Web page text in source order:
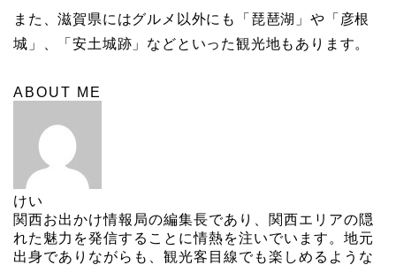
また、滋賀県にはグルメ以外にも「琵琶湖」や「彦根
城」、「安土城跡」などといった観光地もあります。
ABOUT ME
けい
関西お出かけ情報局の編集長であり、関西エリアの隠
れた魅力を発信することに情熱を注いでいます。地元
出身でありながらも、観光客目線でも楽しめるような